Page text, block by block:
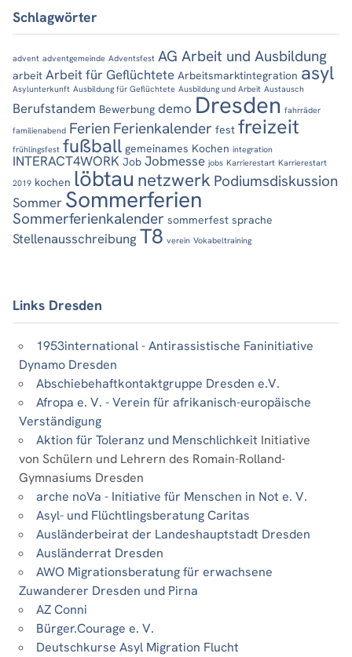
Schlagwörter
advent adventgemeinde Adventsfest AG Arbeit und Ausbildung
arbeit Arbeit für Geflüchtete Arbeitsmarktintegration asyl
Asylunterkunft Ausbildung für Geflüchtete Ausbildung und Arbeit Austausch
Berufstandem Bewerbung demo Dresden fahrräder
familienabend Ferien Ferienkalender fest freizeit
frühlingsfest fußball gemeinames Kochen integration
INTERACT4WORK Job Jobmesse jobs Karrierestart Karrierestart
2019 kochen löbtau netzwerk Podiumsdiskussion
Sommer Sommerferien
Sommerferienkalender sommerfest sprache
Stellenausschreibung T8 verein Vokabeltraining
Links Dresden
1953international - Antirassistische Faninitiative
Dynamo Dresden
Abschiebehaftkontaktgruppe Dresden e.V.
Afropa e. V. - Verein für afrikanisch-europäische
Verständigung
Aktion für Toleranz und Menschlichkeit Initiative
von Schülern und Lehrern des Romain-Rolland-
Gymnasiums Dresden
arche noVa - Initiative für Menschen in Not e. V.
Asyl- und Flüchtlingsberatung Caritas
Ausländerbeirat der Landeshauptstadt Dresden
Ausländerrat Dresden
AWO Migrationsberatung für erwachsene
Zuwanderer Dresden und Pirna
AZ Conni
Bürger.Courage e. V.
Deutschkurse Asyl Migration Flucht